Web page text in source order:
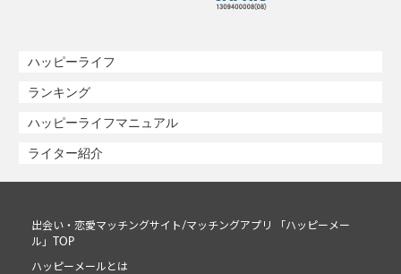
ハッピーライフ
ランキング
ハッピーライフマニュアル
ライター紹介
出会い・恋愛マッチングサイト/マッチングアプリ 「ハッピーメー
ル」TOP
ハッピーメールとは